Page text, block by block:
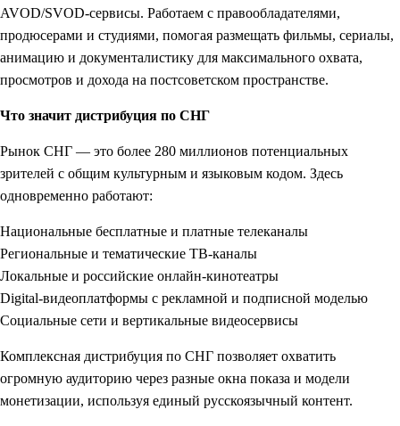
AVOD/SVOD-сервисы. Работаем с правообладателями,
продюсерами и студиями, помогая размещать фильмы, сериалы,
анимацию и документалистику для максимального охвата,
просмотров и дохода на постсоветском пространстве.
Что значит дистрибуция по СНГ
Рынок СНГ — это более 280 миллионов потенциальных
зрителей с общим культурным и языковым кодом. Здесь
одновременно работают:
Национальные бесплатные и платные телеканалы
Региональные и тематические ТВ-каналы
Локальные и российские онлайн-кинотеатры
Digital-видеоплатформы с рекламной и подписной моделью
Социальные сети и вертикальные видеосервисы
Комплексная дистрибуция по СНГ позволяет охватить
огромную аудиторию через разные окна показа и модели
монетизации, используя единый русскоязычный контент.